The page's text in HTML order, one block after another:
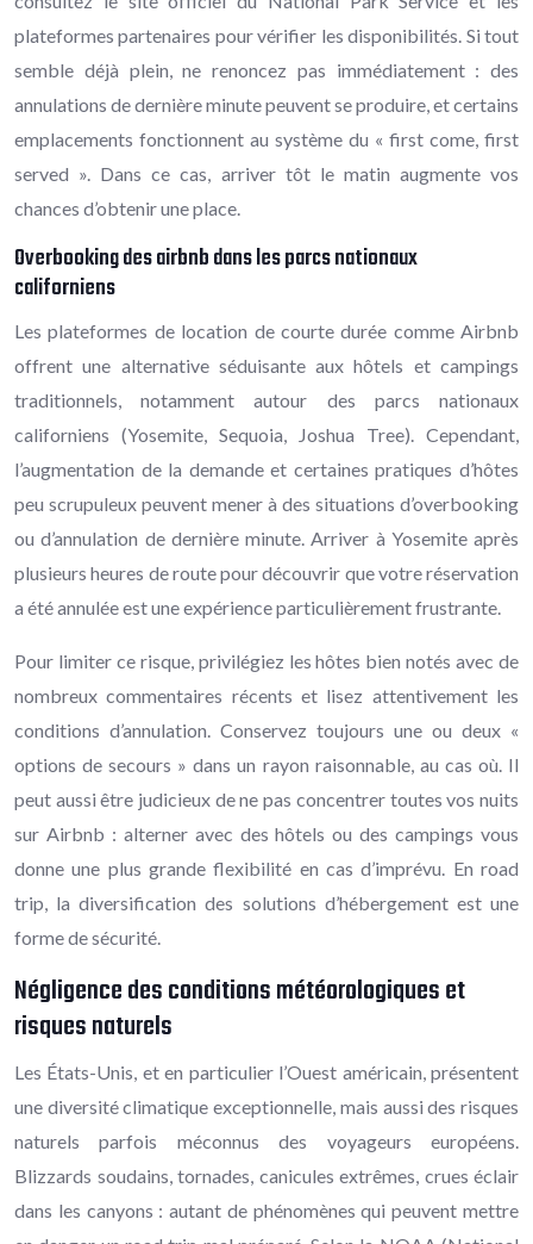
plateformes partenaires pour vérifier les disponibilités. Si tout
semble déjà plein, ne renoncez pas immédiatement : des
annulations de dernière minute peuvent se produire, et certains
emplacements fonctionnent au système du « first come, first
served ». Dans ce cas, arriver tôt le matin augmente vos
chances d’obtenir une place.
Overbooking des airbnb dans les parcs nationaux
californiens
Les plateformes de location de courte durée comme Airbnb
offrent une alternative séduisante aux hôtels et campings
traditionnels, notamment autour des parcs nationaux
californiens (Yosemite, Sequoia, Joshua Tree). Cependant,
l’augmentation de la demande et certaines pratiques d’hôtes
peu scrupuleux peuvent mener à des situations d’overbooking
ou d’annulation de dernière minute. Arriver à Yosemite après
plusieurs heures de route pour découvrir que votre réservation
a été annulée est une expérience particulièrement frustrante.
Pour limiter ce risque, privilégiez les hôtes bien notés avec de
nombreux commentaires récents et lisez attentivement les
conditions d’annulation. Conservez toujours une ou deux «
options de secours » dans un rayon raisonnable, au cas où. Il
peut aussi être judicieux de ne pas concentrer toutes vos nuits
sur Airbnb : alterner avec des hôtels ou des campings vous
donne une plus grande flexibilité en cas d’imprévu. En road
trip, la diversification des solutions d’hébergement est une
forme de sécurité.
Négligence des conditions météorologiques et
risques naturels
Les États-Unis, et en particulier l’Ouest américain, présentent
une diversité climatique exceptionnelle, mais aussi des risques
naturels parfois méconnus des voyageurs européens.
Blizzards soudains, tornades, canicules extrêmes, crues éclair
dans les canyons : autant de phénomènes qui peuvent mettre